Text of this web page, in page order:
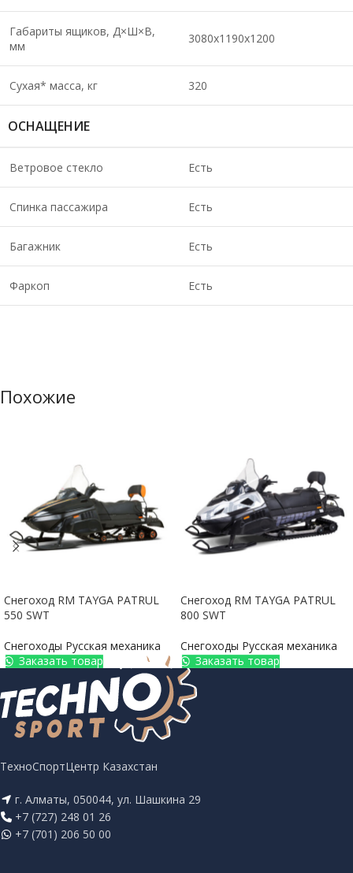
Габариты ящиков, Д×Ш×В,
мм
3080х1190х1200
Сухая* масса, кг 320
ОСНАЩЕНИЕ
Ветровое стекло Есть
Спинка пассажира Есть
Багажник Есть
Фаркоп Есть
Похожие
Снегоход RM TAYGA PATRUL
550 SWT
Снегоходы Русская механика
Заказать товар
Снегоход RM TAYGA PATRUL
800 SWT
Снегоходы Русская механика
Заказать товар
ТехноСпортЦентр Казахстан
г. Алматы, 050044, ул. Шашкина 29
+7 (727) 248 01 26
+7 (701) 206 50 00